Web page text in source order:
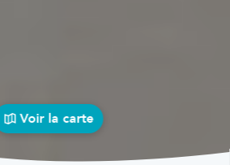
Voir la carte